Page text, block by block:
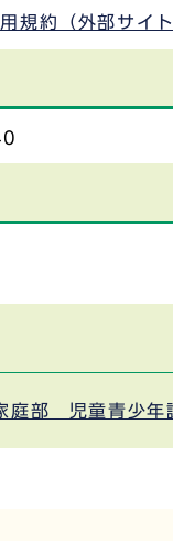
規約（外部サイト
庭部 児童青少年